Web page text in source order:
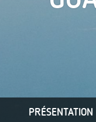
PRÉSENTATION